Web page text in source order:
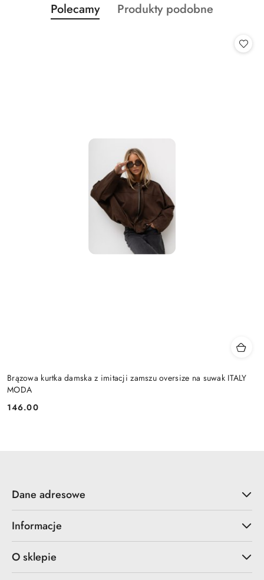
Pomiń karuzelę produktów
Produkty
o
Polecamy
Produkty
Produkty podobne
Brązowa kurtka damska z imitacji zamszu oversize na suwak ITALY
MODA
Cena:
146.00
Dane adresowe
Informacje
O sklepie